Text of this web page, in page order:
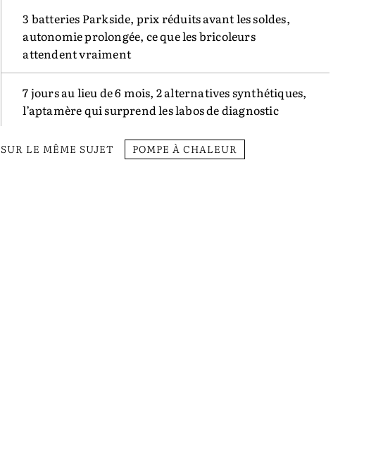
3 batteries Parkside, prix réduits avant les soldes,
autonomie prolongée, ce que les bricoleurs
attendent vraiment
7 jours au lieu de 6 mois, 2 alternatives synthétiques,
l’aptamère qui surprend les labos de diagnostic
SUR LE MÊME SUJET POMPE À CHALEUR